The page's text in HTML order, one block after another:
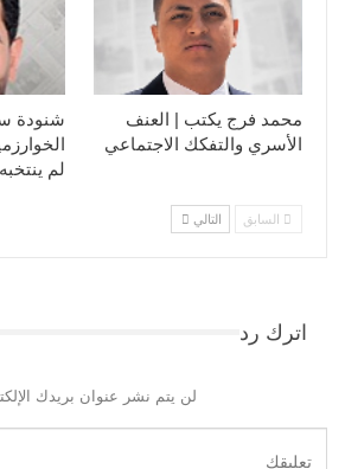
شنودة
لم
محمد فرج يكتب | العنف
الأسري والتفكك الاجتماعي
السابق التالي
اترك رد
لن يتم نشر عنوان بريدك